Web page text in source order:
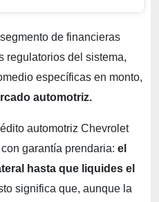
de financieras
regulatorios del sistema,
específicas en monto,
automotriz.
automotriz Chevrolet
garantía prendaria: el
hasta que liquides el
significa que, aunque la